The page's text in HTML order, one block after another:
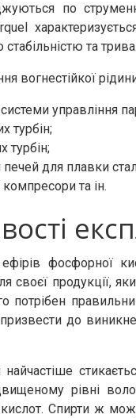
по
та
вогнестійкої
управління
турбін;
турбін;
печей для плавки
та ін.
фосфорної
своєї продукції,
потрібен
до
рівні
кислот. Спирти ж